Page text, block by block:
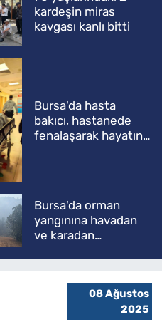
kardeşin miras
kavgası kanlı bitti
Bursa'da hasta
bakıcı, hastanede
fenalaşarak hayatını
Bursa'da orman
yangınına havadan
ve karadan
08 Ağustos
2025